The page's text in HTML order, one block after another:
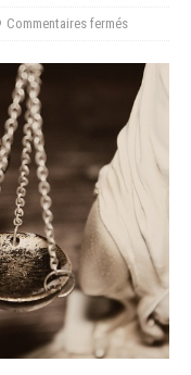
Commentaires fermés